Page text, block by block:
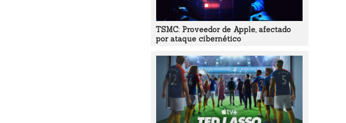
TSMC: Proveedor de Apple, afectado
por ataque cibernético